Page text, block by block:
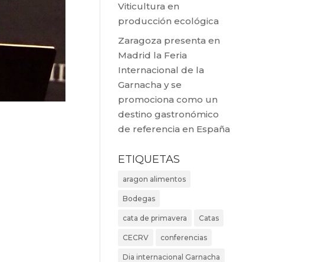
Viticultura en
producción ecológica
Zaragoza presenta en
Madrid la Feria
Internacional de la
Garnacha y se
promociona como un
destino gastronómico
de referencia en España
ETIQUETAS
aragon alimentos
Bodegas
cata de primavera Catas
CECRV conferencias
Dia internacional Garnacha